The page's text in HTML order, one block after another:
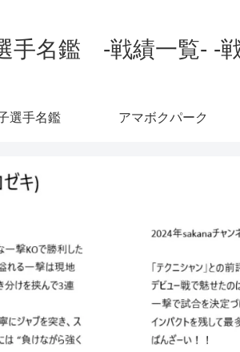
手名鑑 -戦績一覧- -
選手名鑑 アマボクパーク